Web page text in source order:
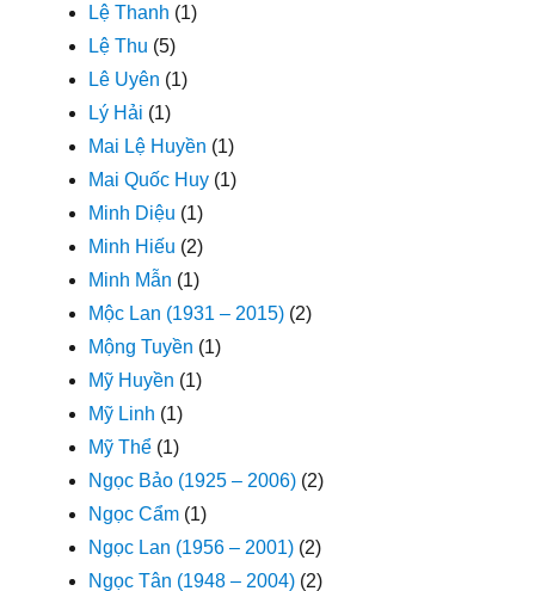
Lệ Thanh (1)
Lệ Thu (5)
Lê Uyên (1)
Lý Hải (1)
Mai Lệ Huyền (1)
Mai Quốc Huy (1)
Minh Diệu (1)
Minh Hiếu (2)
Minh Mẫn (1)
Mộc Lan (1931 – 2015) (2)
Mộng Tuyền (1)
Mỹ Huyền (1)
Mỹ Linh (1)
Mỹ Thể (1)
Ngọc Bảo (1925 – 2006) (2)
Ngọc Cẩm (1)
Ngọc Lan (1956 – 2001) (2)
Ngọc Tân (1948 – 2004) (2)